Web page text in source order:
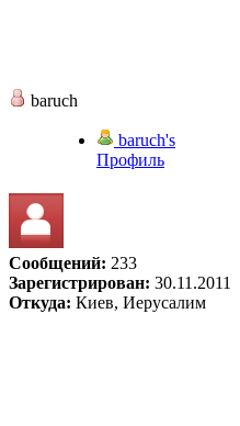
baruch
baruch's
Профиль
Сообщений: 233
Зарегистрирован: 30.11.2011
Откуда: Киев, Иерусалим